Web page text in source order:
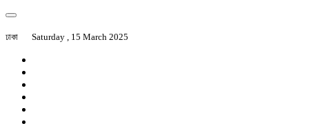
ঢাকা Saturday , 15 March 2025